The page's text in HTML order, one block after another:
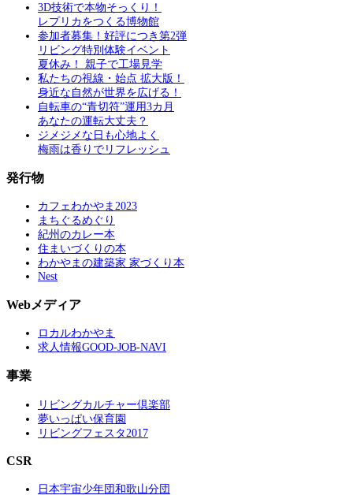
3D技術で本物そっくり！
レプリカをつくる博物館
参加者募集！好評につき第2弾
リビング特別体験イベント
夏休み！ 親子で工場見学
私たちの視線・始点 拡大版！
身近な自然が世界を広げる！
自転車の“青切符”運用3カ月
あなたの運転大丈夫？
ジメジメな日も心地よく
梅雨は香りでリフレッシュ
発行物
カフェわかやま2023
まちぐるめぐり
紀州のカレー本
住まいづくりの本
わかやまの建築家 家づくり本
Nest
Webメディア
ロカルわかやま
求人情報GOOD-JOB-NAVI
事業
リビングカルチャー倶楽部
夢いっぱい保育園
リビングフェスタ2017
CSR
日本宇宙少年団和歌山分団